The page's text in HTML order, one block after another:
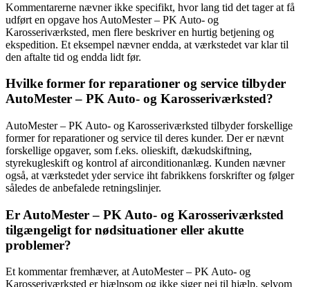
Kommentarerne nævner ikke specifikt, hvor lang tid det tager at få
udført en opgave hos AutoMester – PK Auto- og
Karosseriværksted, men flere beskriver en hurtig betjening og
ekspedition. Et eksempel nævner endda, at værkstedet var klar til
den aftalte tid og endda lidt før.
Hvilke former for reparationer og service tilbyder
AutoMester – PK Auto- og Karosseriværksted?
AutoMester – PK Auto- og Karosseriværksted tilbyder forskellige
former for reparationer og service til deres kunder. Der er nævnt
forskellige opgaver, som f.eks. olieskift, dækudskiftning,
styrekugleskift og kontrol af airconditionanlæg. Kunden nævner
også, at værkstedet yder service iht fabrikkens forskrifter og følger
således de anbefalede retningslinjer.
Er AutoMester – PK Auto- og Karosseriværksted
tilgængeligt for nødsituationer eller akutte
problemer?
Et kommentar fremhæver, at AutoMester – PK Auto- og
Karosseriværksted er hjælpsom og ikke siger nej til hjælp, selvom